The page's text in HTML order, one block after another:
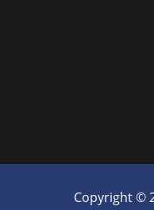
Copyright ©